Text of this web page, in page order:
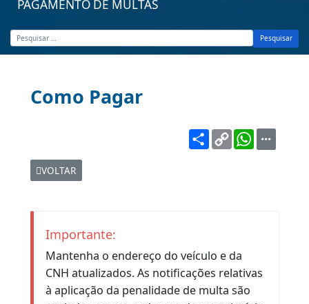
PAGAMENTO DE MULTAS
Pesquisar
Como Pagar
VOLTAR